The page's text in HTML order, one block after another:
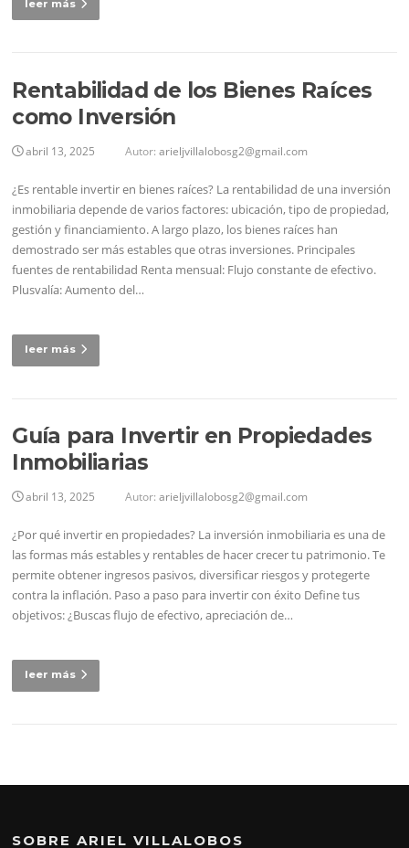
leer más
Rentabilidad de los Bienes Raíces
como Inversión
abril 13, 2025 Autor:arieljvillalobosg2@gmail.com
¿Es rentable invertir en bienes raíces? La rentabilidad de una inversión
inmobiliaria depende de varios factores: ubicación, tipo de propiedad,
gestión y financiamiento. A largo plazo, los bienes raíces han
demostrado ser más estables que otras inversiones. Principales
fuentes de rentabilidad Renta mensual: Flujo constante de efectivo.
Plusvalía: Aumento del…
leer más
Guía para Invertir en Propiedades
Inmobiliarias
abril 13, 2025 Autor:arieljvillalobosg2@gmail.com
¿Por qué invertir en propiedades? La inversión inmobiliaria es una de
las formas más estables y rentables de hacer crecer tu patrimonio. Te
permite obtener ingresos pasivos, diversificar riesgos y protegerte
contra la inflación. Paso a paso para invertir con éxito Define tus
objetivos: ¿Buscas flujo de efectivo, apreciación de…
leer más
SOBRE ARIEL VILLALOBOS